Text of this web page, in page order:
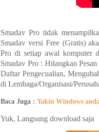
Smadav Pro tidak
Smadav versi Free (Gratis)
Pro di setiap awal komputer
Smadav Pro : Hilangkan
Daftar Pengecualian,
di Lembaga/Organisasi/
Baca Juga : Yakin Windows
Yuk, Langsung download saja